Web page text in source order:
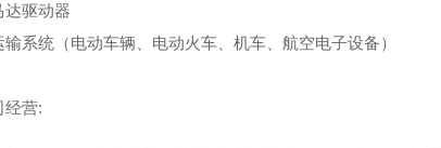
动器
统（电动车辆、电动火车、机车、航空电子设备）
经营: